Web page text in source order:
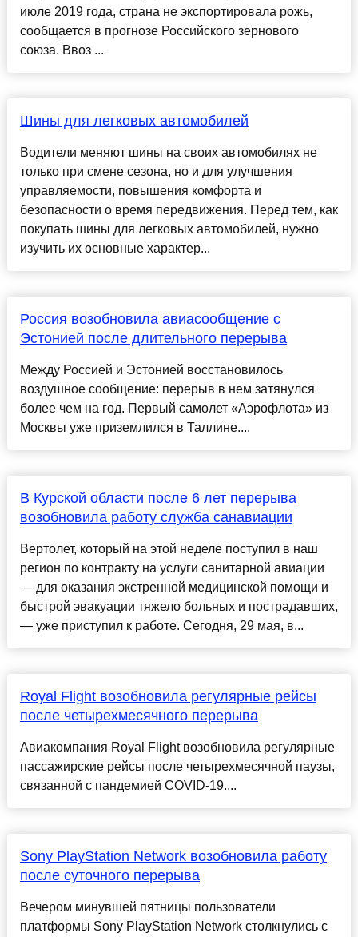
июле 2019 года, страна не экспортировала рожь,
сообщается в прогнозе Российского зернового
союза. Ввоз ...
Шины для легковых автомобилей
Водители меняют шины на своих автомобилях не
только при смене сезона, но и для улучшения
управляемости, повышения комфорта и
безопасности о время передвижения. Перед тем, как
покупать шины для легковых автомобилей, нужно
изучить их основные характер...
Россия возобновила авиасообщение с
Эстонией после длительного перерыва
Между Россией и Эстонией восстановилось
воздушное сообщение: перерыв в нем затянулся
более чем на год. Первый самолет «Аэрофлота» из
Москвы уже приземлился в Таллине....
В Курской области после 6 лет перерыва
возобновила работу служба санавиации
Вертолет, который на этой неделе поступил в наш
регион по контракту на услуги санитарной авиации
— для оказания экстренной медицинской помощи и
быстрой эвакуации тяжело больных и пострадавших,
— уже приступил к работе. Сегодня, 29 мая, в...
Royal Flight возобновила регулярные рейсы
после четырехмесячного перерыва
Авиакомпания Royal Flight возобновила регулярные
пассажирские рейсы после четырехмесячной паузы,
связанной с пандемией COVID-19....
Sony PlayStation Network возобновила работу
после суточного перерыва
Вечером минувшей пятницы пользователи
платформы Sony PlayStation Network столкнулись с